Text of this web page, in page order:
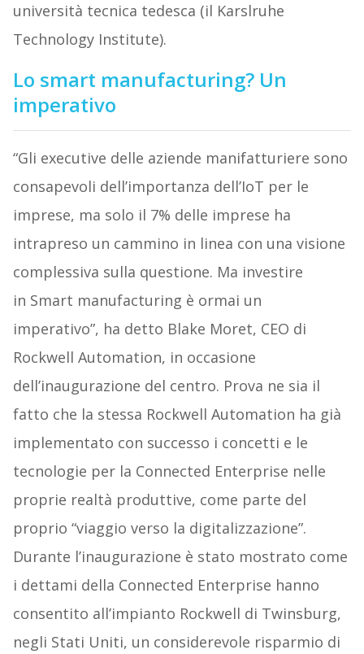
università tecnica tedesca (il Karslruhe
Technology Institute).
Lo smart manufacturing? Un
imperativo
“Gli executive delle aziende manifatturiere sono
consapevoli dell’importanza dell’IoT per le
imprese, ma solo il 7% delle imprese ha
intrapreso un cammino in linea con una visione
complessiva sulla questione. Ma investire
in Smart manufacturing è ormai un
imperativo”, ha detto Blake Moret, CEO di
Rockwell Automation, in occasione
dell’inaugurazione del centro. Prova ne sia il
fatto che la stessa Rockwell Automation ha già
implementato con successo i concetti e le
tecnologie per la Connected Enterprise nelle
proprie realtà produttive, come parte del
proprio “viaggio verso la digitalizzazione”.
Durante l’inaugurazione è stato mostrato come
i dettami della Connected Enterprise hanno
consentito all’impianto Rockwell di Twinsburg,
negli Stati Uniti, un considerevole risparmio di